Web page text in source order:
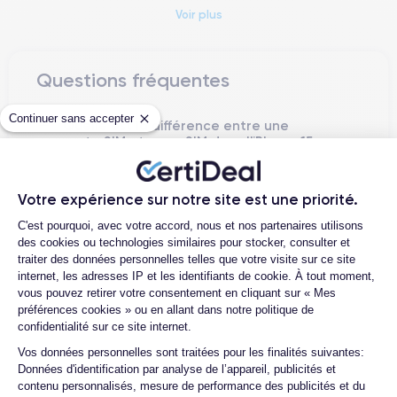
Continuer sans accepter
Votre expérience sur notre site est une priorité.
Plateforme de Gestion du
C'est pourquoi, avec votre accord, nous et nos partenaires utilisons
des cookies ou technologies similaires pour stocker, consulter et
traiter des données personnelles telles que votre visite sur ce site
internet, les adresses IP et les identifiants de cookie. À tout moment,
vous pouvez retirer votre consentement en cliquant sur « Mes
préférences cookies » ou en allant dans notre politique de
confidentialité sur ce site internet.
Vos données personnelles sont traitées pour les finalités suivantes:
Données d'identification par analyse de l’appareil, publicités et
contenu personnalisés, mesure de performance des publicités et du
Axeptio consent
renforcé les fonctionnalités de confidentialité et de sécurité
innovation responsable.
Présenté officiellement le 7 septembre 2023, et lancé en
moment crucial dans l'évolution technologique d'Apple,
équilibrant l'excellence technique avec la responsabilité
éthique.
L'iPhone 15excelle par une série de fonctionnalités avancées
qui le positionnent au sommet du secteur technologique.
Capacité Photographique Pro :Avec un système de
caméras Pro incluant un nouveau capteur de 50MP et la
technologie ProRAW, l'iPhone 15 élève la capture d'images
Voir plus
Questions fréquentes
Quelle est la différence entre une
carte SIM et une eSIM dans l'iPhone 15
Quelle est la différence entre acheter
un iPhone 15 d'occasion et un iPhone 15
reconditionné par CertiDeal ?
Quelle est la durée de vie attendue
d'un iPhone 15 reconditionné ?
Comment activer une eSIM sur l'iPhone
15 ?
dommages dus aux chocs ou chutes
pour l'iPhone 15 ?